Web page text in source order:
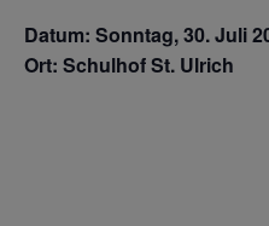
Datum: Sonntag, 30. Juli
Ort: Schulhof St. Ulrich